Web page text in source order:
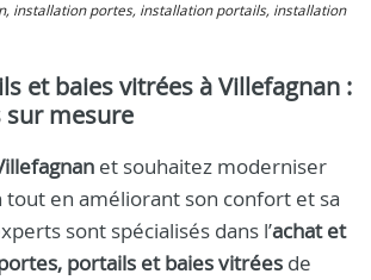
installation portes, installation portails, installation
et baies vitrées à Villefagnan :
sur mesure
et souhaitez moderniser
en améliorant son confort et sa
sont spécialisés dans l’achat et
portails et baies vitrées de